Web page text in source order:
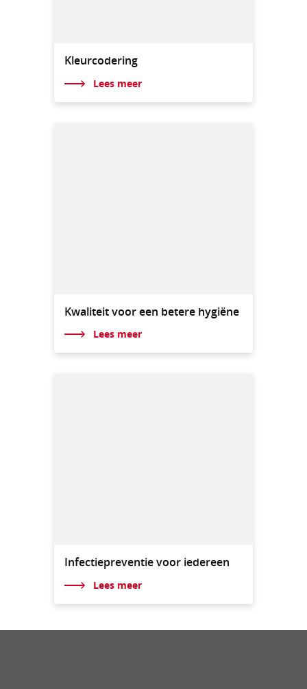
Kleurcodering
Lees meer
Kwaliteit voor een betere hygiëne
Lees meer
Infectiepreventie voor iedereen
Lees meer